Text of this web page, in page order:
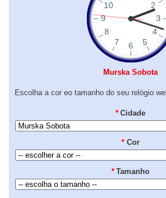
Murska Sobota
Escolha a cor eo tamanho do seu relógio
* Cidade
* Cor
* Tamanho